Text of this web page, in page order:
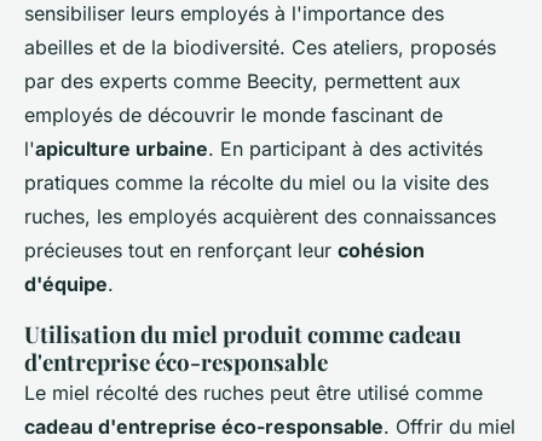
sensibiliser leurs employés à l'importance des
abeilles et de la biodiversité. Ces ateliers, proposés
par des experts comme Beecity, permettent aux
employés de découvrir le monde fascinant de
l'apiculture urbaine. En participant à des activités
pratiques comme la récolte du miel ou la visite des
ruches, les employés acquièrent des connaissances
précieuses tout en renforçant leur cohésion
d'équipe.
Utilisation du miel produit comme cadeau
d'entreprise éco-responsable
Le miel récolté des ruches peut être utilisé comme
cadeau d'entreprise éco-responsable. Offrir du miel